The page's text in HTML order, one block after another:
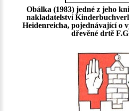
Obálka (1983) jedné z jeho
nakladatelství
Heidenreicha, pojednávající o
dřevěné drtě